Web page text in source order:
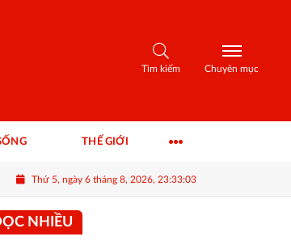
Tìm kiếm Chuyên mục
THẾ GIỚI
& khuyến nghị cổ phiếu ROS
Thứ 5, ngày 6 tháng 8, 2026, 23:33:04
NHIỀU